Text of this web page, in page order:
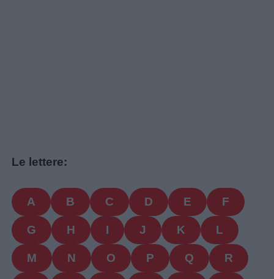
Le lettere:
A B C D E F
G H I J K L
M N O P Q R